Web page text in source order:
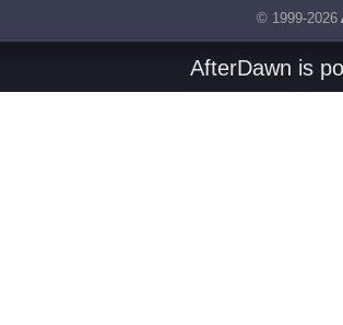
© 1999-2026
AfterDawn is